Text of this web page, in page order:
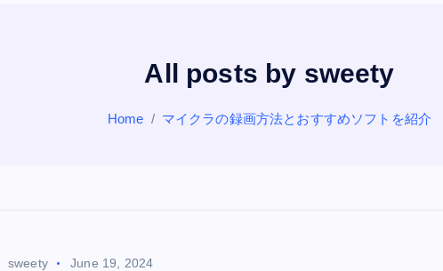
All posts by sweety
Home マイクラの録画方法とおすすめソフトを紹介
sweety June 19, 2024